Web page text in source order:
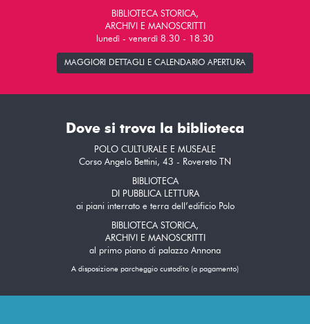
BIBLIOTECA STORICA,
ARCHIVI E MANOSCRITTI
lunedì - venerdì 8.30 - 18.30
MAGGIORI DETTAGLI E CALENDARIO APERTURA
Dove si trova la biblioteca
POLO CULTURALE E MUSEALE
Corso Angelo Bettini, 43 - Rovereto TN
BIBLIOTECA
DI PUBBLICA LETTURA
ai piani interrato e terra dell’edificio Polo
BIBLIOTECA STORICA,
ARCHIVI E MANOSCRITTI
al primo piano di palazzo Annona
A disposizione parcheggio custodito (a pagamento)